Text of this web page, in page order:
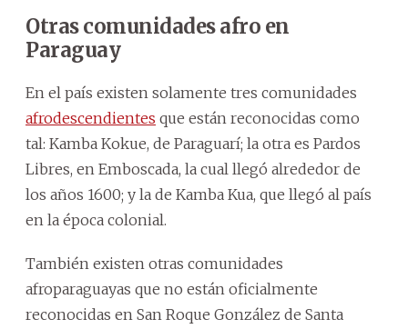
Otras comunidades afro en
Paraguay
En el país existen solamente tres comunidades
afrodescendientes que están reconocidas como
tal: Kamba Kokue, de Paraguarí; la otra es Pardos
Libres, en Emboscada, la cual llegó alrededor de
los años 1600; y la de Kamba Kua, que llegó al país
en la época colonial.
También existen otras comunidades
afroparaguayas que no están oficialmente
reconocidas en San Roque González de Santa